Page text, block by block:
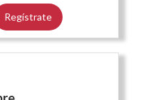
Regístrate